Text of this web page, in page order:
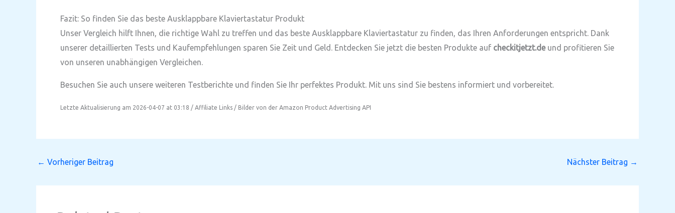
Fazit: So finden Sie das beste Ausklappbare Klaviertastatur Produkt
Unser Vergleich hilft Ihnen, die richtige Wahl zu treffen und das beste Ausklappbare Klaviertastatur zu finden, das Ihren Anforderungen entspricht. Dank
unserer detaillierten Tests und Kaufempfehlungen sparen Sie Zeit und Geld. Entdecken Sie jetzt die besten Produkte auf checkitjetzt.deund profitieren Sie
von unseren unabhängigen Vergleichen.
Besuchen Sie auch unsere weiteren Testberichte und finden Sie Ihr perfektes Produkt. Mit uns sind Sie bestens informiert und vorbereitet.
Letzte Aktualisierung am 2026-04-07 at 03:18 / Affiliate Links / Bilder von der Amazon Product Advertising API
← Vorheriger Beitrag Nächster Beitrag →